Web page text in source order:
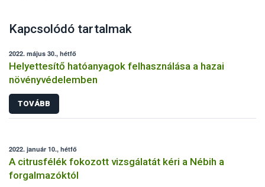
Kapcsolódó tartalmak
2022. május 30., hétfő
Helyettesítő hatóanyagok felhasználása a hazai
növényvédelemben
TOVÁBB
2022. január 10., hétfő
A citrusfélék fokozott vizsgálatát kéri a Nébih a
forgalmazóktól